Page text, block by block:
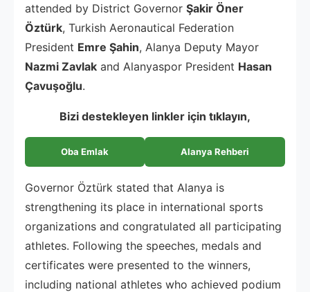
attended by District Governor Şakir Öner
Öztürk, Turkish Aeronautical Federation
President Emre Şahin, Alanya Deputy Mayor
Nazmi Zavlak and Alanyaspor President Hasan
Çavuşoğlu.
Bizi destekleyen linkler için tıklayın,
Oba Emlak Alanya Rehberi
Governor Öztürk stated that Alanya is
strengthening its place in international sports
organizations and congratulated all participating
athletes. Following the speeches, medals and
certificates were presented to the winners,
including national athletes who achieved podium